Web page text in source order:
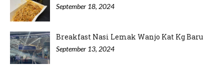
September 18, 2024
Breakfast Nasi Lemak Wanjo Kat Kg Baru
September 13, 2024